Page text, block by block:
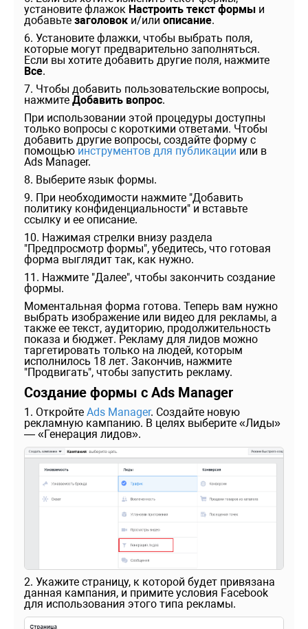
установите флажок Настроить текст формы и
добавьте заголовок и/или описание.
6. Установите флажки, чтобы выбрать поля,
которые могут предварительно заполняться.
Если вы хотите добавить другие поля, нажмите
Все.
7. Чтобы добавить пользовательские вопросы,
нажмите Добавить вопрос.
При использовании этой процедуры доступны
только вопросы с короткими ответами. Чтобы
добавить другие вопросы, создайте форму с
помощью инструментов для публикации или в
Ads Manager.
8. Выберите язык формы.
9. При необходимости нажмите "Добавить
политику конфиденциальности" и вставьте
ссылку и ее описание.
10. Нажимая стрелки внизу раздела
"Предпросмотр формы", убедитесь, что готовая
форма выглядит так, как нужно.
11. Нажмите "Далее", чтобы закончить создание
формы.
Моментальная форма готова. Теперь вам нужно
выбрать изображение или видео для рекламы, а
также ее текст, аудиторию, продолжительность
показа и бюджет. Рекламу для лидов можно
таргетировать только на людей, которым
исполнилось 18 лет. Закончив, нажмите
"Продвигать", чтобы запустить рекламу.
Создание формы с Ads Manager
1. Откройте Ads Manager. Создайте новую
рекламную кампанию. В целях выберите «Лиды»
— «Генерация лидов».
2. Укажите страницу, к которой будет привязана
данная кампания, и примите условия Facebook
для использования этого типа рекламы.